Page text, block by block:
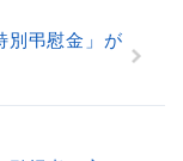
別弔慰金」が